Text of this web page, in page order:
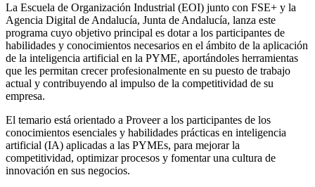
La Escuela de Organización Industrial (EOI) junto con FSE+ y la
Agencia Digital de Andalucía, Junta de Andalucía, lanza este
programa cuyo objetivo principal es dotar a los participantes de
habilidades y conocimientos necesarios en el ámbito de la aplicación
de la inteligencia artificial en la PYME, aportándoles herramientas
que les permitan crecer profesionalmente en su puesto de trabajo
actual y contribuyendo al impulso de la competitividad de su
empresa.
El temario está orientado a Proveer a los participantes de los
conocimientos esenciales y habilidades prácticas en inteligencia
artificial (IA) aplicadas a las PYMEs, para mejorar la
competitividad, optimizar procesos y fomentar una cultura de
innovación en sus negocios.